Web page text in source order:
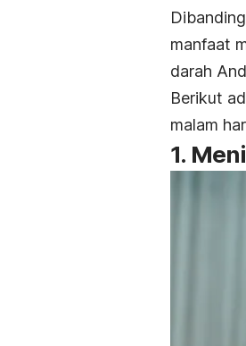
manfaat
darah
Berikut
malam
1.